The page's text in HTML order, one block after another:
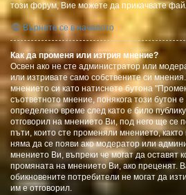
този форум, Вие можете да прикачвате
Върнете се в началото
Как да променя или изтрия мнение?
Освен ако не сте администратор или
или изтривате само собствените си
мнението си като натиснете бутона
съответното мнение, понякога този бутон
определено време след като е било
отговорил на мнението Ви, под него ще се
пъти, които сте променяли мнението, както
няма да се появи ако модератор или
мнението Ви, въпреки че могат да оставят
промяната на мнението Ви, ако преценят.
обикновените потребители не могат да
им е отговорил.